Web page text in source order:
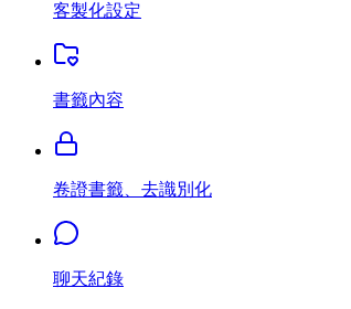
客製化設定
書籤內容
卷證書籤、去識別化
聊天紀錄